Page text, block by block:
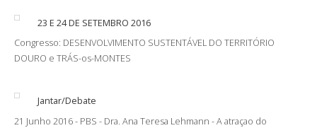
23 E 24 DE SETEMBRO 2016
Congresso: DESENVOLVIMENTO SUSTENTÁVEL DO TERRITÓRIO
DOURO e TRÁS-os-MONTES
Jantar/Debate
21 Junho 2016 - PBS - Dra. Ana Teresa Lehmann - A atraçao do